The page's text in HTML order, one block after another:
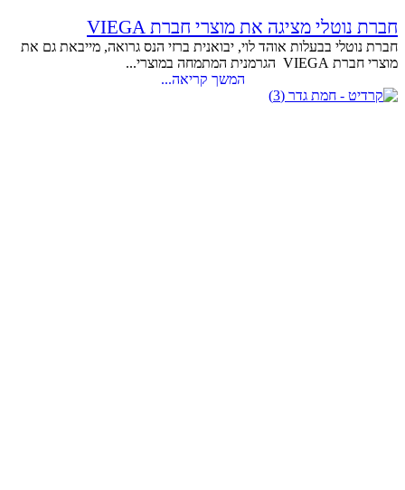
חברת נוטלי מציגה את מוצרי חברת VIEGA
חברת נוטלי בבעלות אוהד לוי, יבואנית ברזי הנס גרואה, מייבאת גם את
מוצרי חברת VIEGA הגרמנית המתמחה במוצרי...
המשך קריאה...